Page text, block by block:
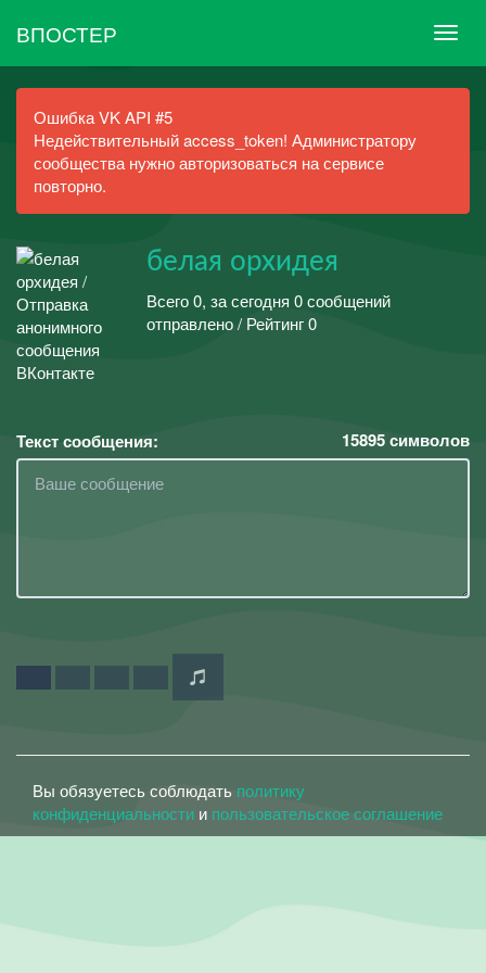
ВПОСТЕР
Ошибка VK API #5
Недействительный access_token! Администратору
сообщества нужно авторизоваться на сервисе
повторно.
белая орхидея
Всего 0, за сегодня 0 сообщений
отправлено / Рейтинг 0
Текст сообщения: 15895символов
Вы обязуетесь соблюдать политику
конфиденциальности и пользовательское соглашение